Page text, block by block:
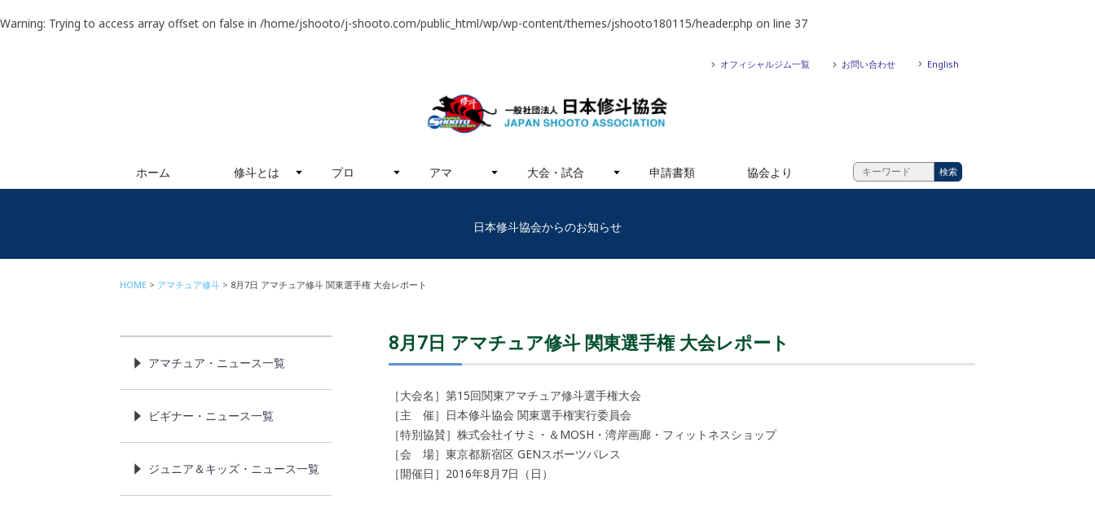
Warning: Trying to access array offset on false in /home/jshooto/j-shooto.com/public_html/wp/wp-content/themes/jshooto180115/header.php on line 37
オフィシャルジム一覧 お問い合わせ English
ホーム 修斗とは プロ アマ 大会・試合 申請書類 協会より
日本修斗協会からのお知らせ
HOME アマチュア修斗 8月7日 アマチュア修斗 関東選手権 大会レポート
8月7日 アマチュア修斗 関東選手権 大会レポート
［大会名］第15回関東アマチュア修斗選手権大会
［主 催］日本修斗協会 関東選手権実行委員会
［特別協賛］株式会社イサミ・＆MOSH・湾岸画廊・フィットネスショップ
［会 場］東京都新宿区 GENスポーツパレス
［開催日］2016年8月7日（日）
アマチュア・ニュース一覧
ビギナー・ニュース一覧
ジュニア＆キッズ・ニュース一覧